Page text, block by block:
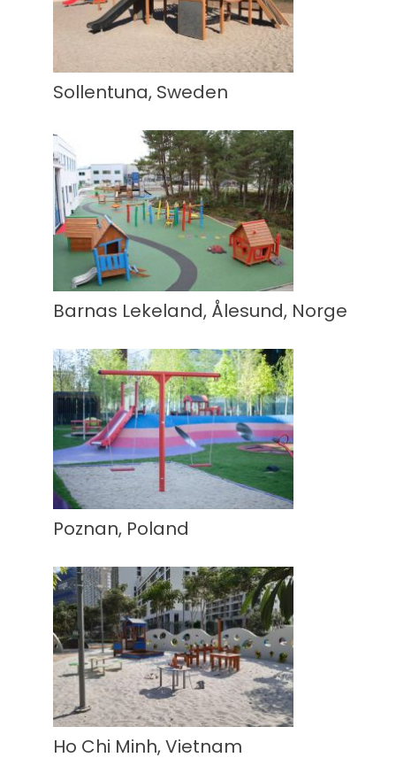
Sollentuna, Sweden
Barnas Lekeland, Ålesund, Norge
Poznan, Poland
Ho Chi Minh, Vietnam